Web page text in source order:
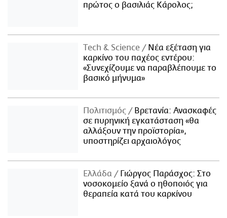
πρώτος ο βασιλιάς Κάρολος;
Τech & Science
Νέα εξέταση για
καρκίνο του παχέος εντέρου:
«Συνεχίζουμε να παραβλέπουμε το
βασικό μήνυμα»
Πολιτισμός
Βρετανία: Ανασκαφές
σε πυρηνική εγκατάσταση «θα
αλλάξουν την προϊστορία»,
υποστηρίζει αρχαιολόγος
Ελλάδα
Γιώργος Παράσχος: Στο
νοσοκομείο ξανά ο ηθοποιός για
θεραπεία κατά του καρκίνου